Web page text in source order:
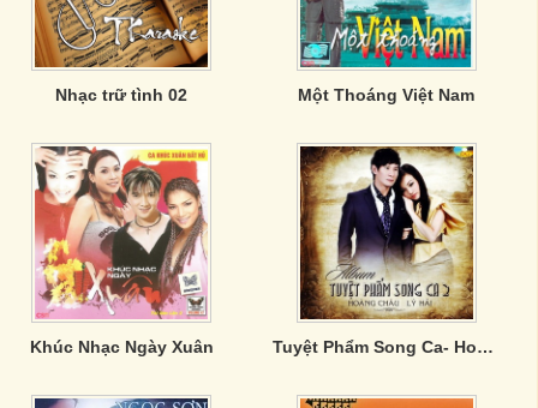
Nhạc trữ tình 02 Một Thoáng Việt Nam
Khúc Nhạc Ngày Xuân Tuyệt Phẩm Song Ca- Hoàng Châu & Lý Hải